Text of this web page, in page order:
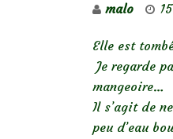
malo
Elle est
Je regarde
mangeoire…
Il s’agit de
peu d’eau